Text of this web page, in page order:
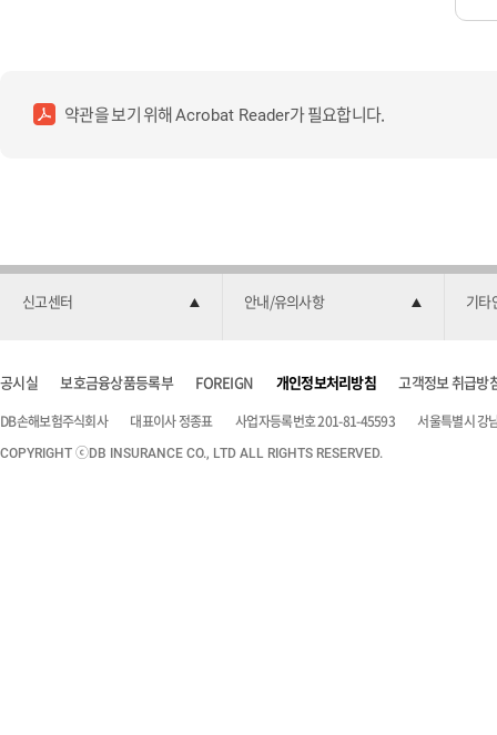
약관을 보기 위해Acrobat Reader가 필요합니다.
신고센터 안내/유의사항 기타
공시실 보호금융상품등록부 FOREIGN 개인정보처리방침 고객정보 취급방
DB손해보험주식회사 대표이사 정종표 사업자등록번호 201-81-45593 서울특별시 강
COPYRIGHT ⓒDB INSURANCE CO., LTD ALL RIGHTS RESERVED.